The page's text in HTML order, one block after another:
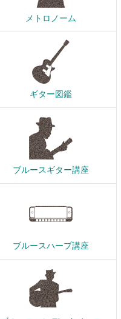
メトロノーム
ギター図鑑
ブルースギター講座
ブルースハープ講座